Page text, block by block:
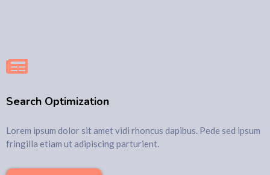
Search Optimization
Lorem ipsum dolor sit amet vidi rhoncus dapibus. Pede sed ipsum
fringilla etiam ut adipiscing parturient.